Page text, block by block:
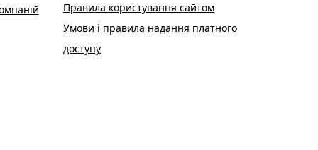
Правила користування сайтом
Умови і правила надання платного
доступу